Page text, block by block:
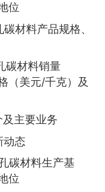
位
材料产品规格、
碳材料销量
（美元/千克）及
主要业务
态
碳材料生产基
位